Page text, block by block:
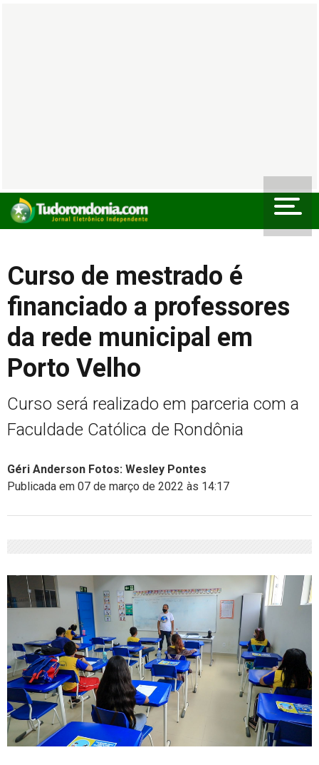
Curso de mestrado é
financiado a professores
da rede municipal em
Porto Velho
Curso será realizado em parceria com a
Faculdade Católica de Rondônia
Géri Anderson Fotos: Wesley Pontes
Publicada em 07 de março de 2022 às 14:17